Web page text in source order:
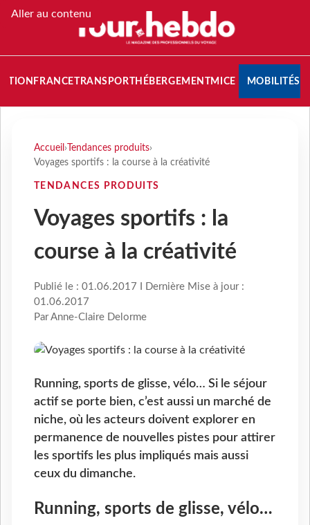
Aller au contenu
FRANCETRANSPORT HÉBERGEMENTMICE MOBILITÉS
Accueil › Tendances produits›
Voyages sportifs : la course à la créativité
TENDANCES PRODUITS
Voyages sportifs : la
course à la créativité
Publié le : 01.06.2017 I Dernière Mise à jour :
01.06.2017
Par Anne-Claire Delorme
Running, sports de glisse, vélo… Si le séjour
actif se porte bien, c’est aussi un marché de
niche, où les acteurs doivent explorer en
permanence de nouvelles pistes pour attirer
les sportifs les plus impliqués mais aussi
ceux du dimanche.
Running, sports de glisse, vélo…